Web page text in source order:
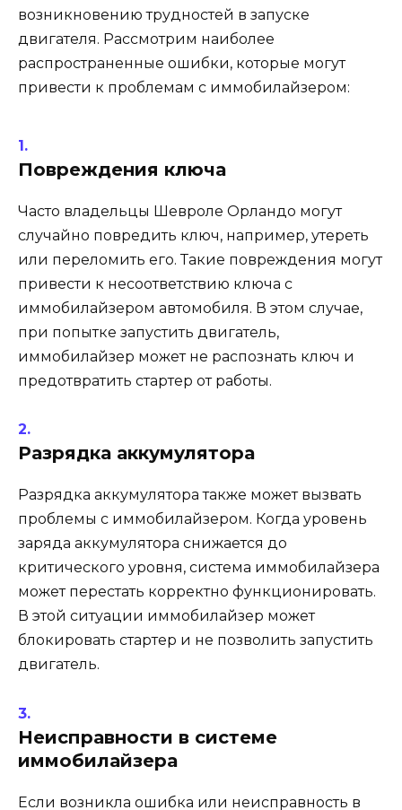
возникновению трудностей в запуске
двигателя. Рассмотрим наиболее
распространенные ошибки, которые могут
привести к проблемам с иммобилайзером:
Повреждения ключа
Часто владельцы Шевроле Орландо могут
случайно повредить ключ, например, утереть
или переломить его. Такие повреждения могут
привести к несоответствию ключа с
иммобилайзером автомобиля. В этом случае,
при попытке запустить двигатель,
иммобилайзер может не распознать ключ и
предотвратить стартер от работы.
Разрядка аккумулятора
Разрядка аккумулятора также может вызвать
проблемы с иммобилайзером. Когда уровень
заряда аккумулятора снижается до
критического уровня, система иммобилайзера
может перестать корректно функционировать.
В этой ситуации иммобилайзер может
блокировать стартер и не позволить запустить
двигатель.
Неисправности в системе
иммобилайзера
Если возникла ошибка или неисправность в